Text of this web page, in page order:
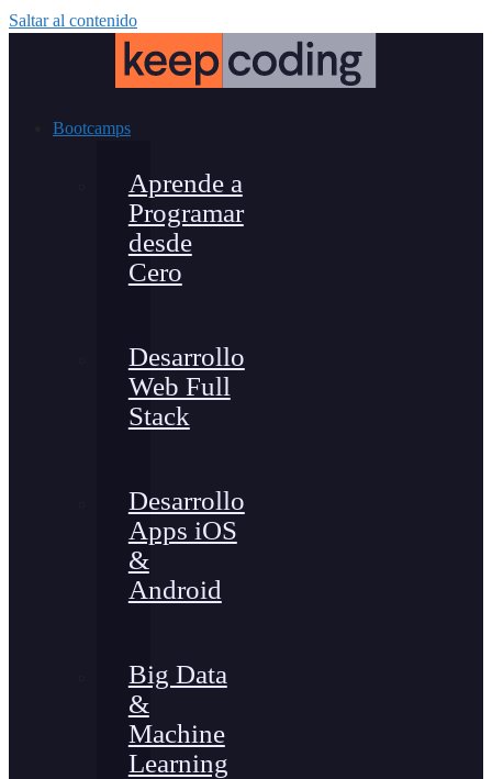
Saltar al contenido
Bootcamps
Aprende a
Programar
desde
Cero
Desarrollo
Web Full
Stack
Desarrollo
Apps iOS
&
Android
Big Data
&
Machine
Learning